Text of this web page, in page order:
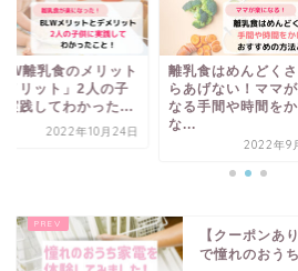
離乳食のメリット
メリット」2人の子
実践してわかった...
2022年10月24日
離乳食はめんどく
らあげない！ママ
なる手間や時間を
な...
2022年9
【クーポンあ
で憧れのおう